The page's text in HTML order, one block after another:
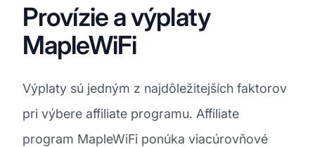
Provízie a výplaty
MapleWiFi
Výplaty sú jedným z najdôležitejších faktorov
pri výbere affiliate programu. Affiliate
program MapleWiFi ponúka viacúrovňové